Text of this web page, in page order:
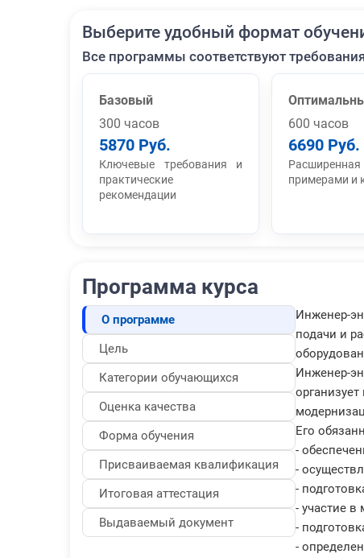
Выберите удобный формат
Все программы соответствуют
Базовый
300 часов
5870 Руб.
Ключевые требования и
практические
рекомендации
600 часов
6690 Руб.
Расширенная
примерами и
Программа курса
О программе
Цель
Категории обучающихся
Оценка качества
Форма обучения
Присваиваемая квалификация
Итоговая аттестация
Выдаваемый документ
Инженер-
подачи и
Инженер-
Его
-
-
-
- участие в
-
-